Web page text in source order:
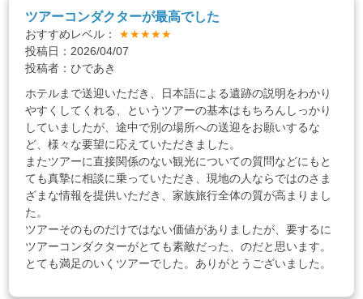
ツアーコンダクターが最高でした
おすすめレベル：
★★★★★
投稿日：2026/04/07
投稿者：ひであき
ホテルまで送迎いただき、日本語による遺跡の説明をわかり
やすくしてくれる、というツアーの基本はもちろんしっかり
していましたが、途中で別の場所への送迎をお願いするな
ど、様々な要望に応えていただきました。
またツアーに直接関係のない観光についての質問などにもと
ても真摯に相談に乗っていただき、現地の人ならではのさま
ざまな情報を提供いただき、家族旅行全体の質が高まりまし
た。
ツアーそのものだけではない価値がありましたが、要するに
ツアーコンダクターがとても素敵だった、のだと思います。
とても満足のいくツアーでした。ありがとうございました。